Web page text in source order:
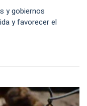
y gobiernos
y favorecer el